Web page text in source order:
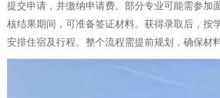
提交申请，并缴纳申请费。部分专业可能需参加
核结果期间，可准备签证材料。获得录取后，按
安排住宿及行程。整个流程需提前规划，确保材